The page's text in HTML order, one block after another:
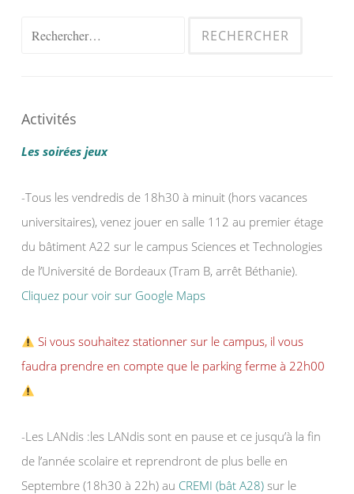
Rechercher :
Activités
Les soirées jeux
-Tous les vendredis de 18h30 à minuit (hors vacances
universitaires), venez jouer en salle 112 au premier étage
du bâtiment A22 sur le campus Sciences et Technologies
de l’Université de Bordeaux (Tram B, arrêt Béthanie).
Cliquez pour voir sur Google Maps
Si vous souhaitez stationner sur le campus, il vous
faudra prendre en compte que le parking ferme à 22h00
-Les LANdis :les LANdis sont en pause et ce jusqu’à la fin
de l’année scolaire et reprendront de plus belle en
Septembre (18h30 à 22h) au CREMI (bât A28) sur le